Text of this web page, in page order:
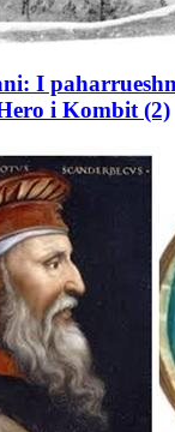
I
i Kombit (2)